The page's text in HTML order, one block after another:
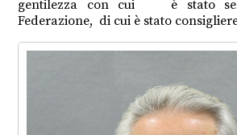
gentilezza con cui
è stato
Federazione, di cui è stato